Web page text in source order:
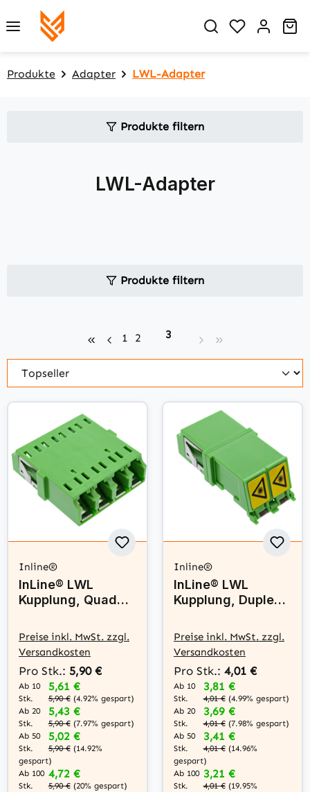
Zum Hauptinhalt springen
Du hast 0
Produkte Adapter LWL-Adapter
Produkte filtern
LWL-Adapter
Produkte filtern
Seite
1 Seite
2 Seite
3
Inline®
InLine® LWL
Kupplung, Quad
singlemode, grün,
Keramik-Hülse
Preise inkl. MwSt. zzgl.
Versandkosten
Pro Stk.: 5,90 €
Ab 10
Stk.
5,61 €
5,90 € (4.92% gespart)
Ab 20
Stk.
5,43 €
5,90 € (7.97% gespart)
Ab 50
Stk.
5,02 €
5,90 € (14.92%
gespart)
Ab 100
Stk.
4,72 €
5,90 € (20% gespart)
Inline®
InLine® LWL
Kupplung, Duplex
singlemode, grün,
mit Shutter,
Keramik-Hülse
Preise inkl. MwSt. zzgl.
Versandkosten
Pro Stk.: 4,01 €
Ab 10
Stk.
3,81 €
4,01 € (4.99% gespart)
Ab 20
Stk.
3,69 €
4,01 € (7.98% gespart)
Ab 50
Stk.
3,41 €
4,01 € (14.96%
gespart)
Ab 100
Stk.
3,21 €
4,01 € (19.95%